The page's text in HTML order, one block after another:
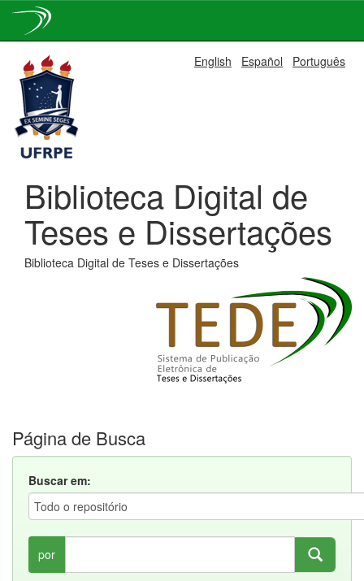
navigation
English Español Português
Biblioteca Digital de
Teses e Dissertações
Biblioteca Digital de Teses e Dissertações
Página de Busca
Buscar em:
por